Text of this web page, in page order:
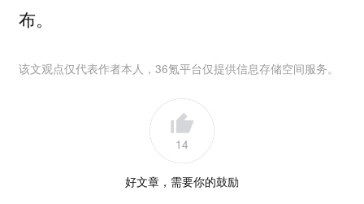
布。
该文观点仅代表作者本人，36氪平台仅提供信息存储空间服务。
14
好文章，需要你的鼓励